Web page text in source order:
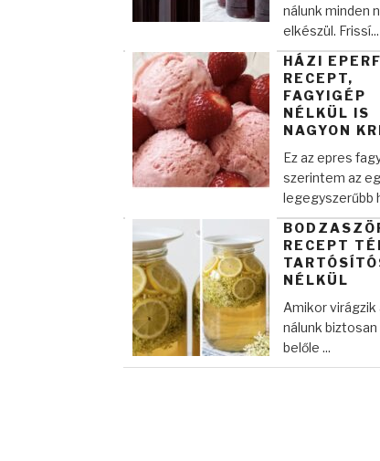
nálunk minden
elkészül. Frissí...
HÁZI
RECEPT,
FAGYIGÉP
NÉLKÜL IS
NAGYON
Ez az epres
szerintem az
legegyszerűbb
RECEPT
NÉLKÜL
Amikor virágzik
nálunk biztosan
belőle ...